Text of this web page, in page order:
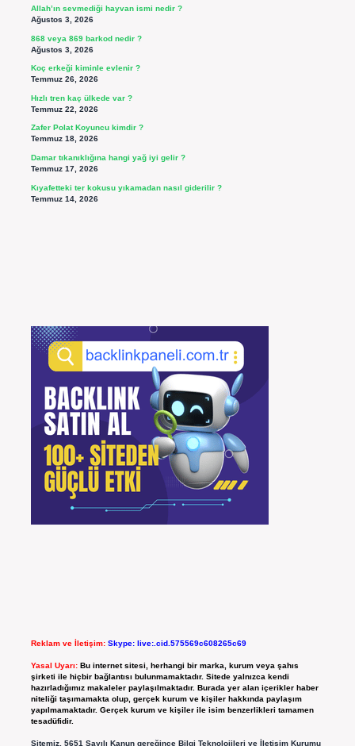
Allah’ın sevmediği hayvan ismi nedir ?
Ağustos 3, 2026
868 veya 869 barkod nedir ?
Ağustos 3, 2026
Koç erkeği kiminle evlenir ?
Temmuz 26, 2026
Hızlı tren kaç ülkede var ?
Temmuz 22, 2026
Zafer Polat Koyuncu kimdir ?
Temmuz 18, 2026
Damar tıkanıklığına hangi yağ iyi gelir ?
Temmuz 17, 2026
Kıyafetteki ter kokusu yıkamadan nasıl giderilir ?
Temmuz 14, 2026
Reklam ve İletişim: Skype: live:.cid.575569c608265c69
Yasal Uyarı: Bu internet sitesi, herhangi bir marka, kurum veya şahıs
şirketi ile hiçbir bağlantısı bulunmamaktadır. Sitede yalnızca kendi
hazırladığımız makaleler paylaşılmaktadır. Burada yer alan içerikler haber
niteliği taşımamakta olup, gerçek kurum ve kişiler hakkında paylaşım
yapılmamaktadır. Gerçek kurum ve kişiler ile isim benzerlikleri tamamen
tesadüfidir.
Sitemiz, 5651 Sayılı Kanun gereğince Bilgi Teknolojileri ve İletişim Kurumu